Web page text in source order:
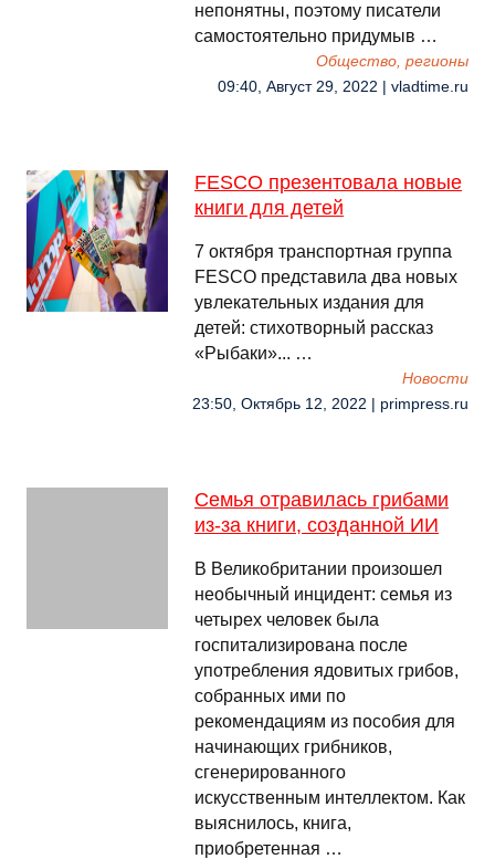
непонятны, поэтому писатели
самостоятельно придумыв …
Общество, регионы
09:40, Август 29, 2022 | vladtime.ru
FESCO презентовала новые
книги для детей
7 октября транспортная группа
FESCO представила два новых
увлекательных издания для
детей: стихотворный рассказ
«Рыбаки»... …
Новости
23:50, Октябрь 12, 2022 | primpress.ru
Семья отравилась грибами
из-за книги, созданной ИИ
В Великобритании произошел
необычный инцидент: семья из
четырех человек была
госпитализирована после
употребления ядовитых грибов,
собранных ими по
рекомендациям из пособия для
начинающих грибников,
сгенерированного
искусственным интеллектом. Как
выяснилось, книга,
приобретенная …